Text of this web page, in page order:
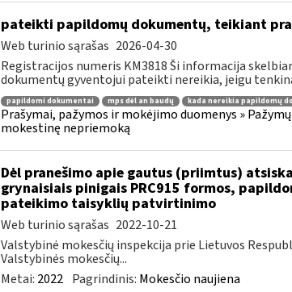
pateikti papildomų dokumentų, teikiant
Web turinio sąrašas 2026-04-30
Registracijos numeris KM3818 Ši informacija
dokumentų gyventojui pateikti nereikia, jeigu
papildomi dokumentai mps dėl an baudų kada nereikia papildomų
Prašymai, pažymos ir mokėjimo duomenys »
mokestinę nepriemoką
Dėl pranešimo apie gautus (priimtus)
grynaisiais pinigais PRC915 formos,
pateikimo taisyklių patvirtinimo
Web turinio sąrašas 2022-10-21
Valstybinė mokesčių inspekcija prie Lietuvos
Valstybinės mokesčių...
Metai: 2022 Pagrindinis: Mokesčio naujiena